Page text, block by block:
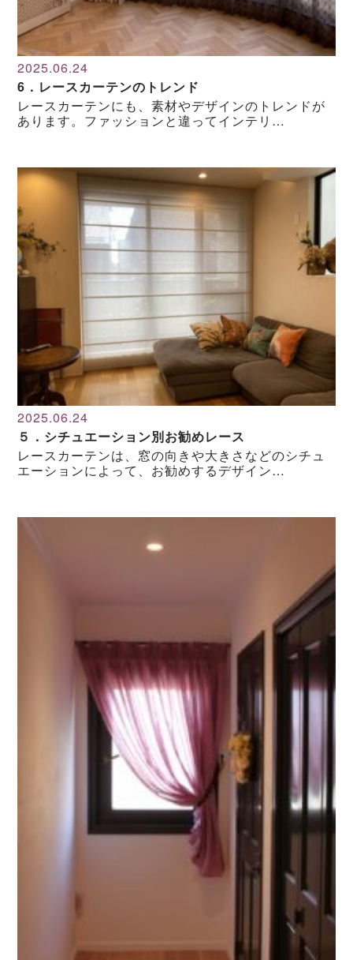
2025.06.24
6．レースカーテンのトレンド
レースカーテンにも、素材やデザインのトレンドが
あります。ファッションと違ってインテリ…
2025.06.24
５．シチュエーション別お勧めレース
レースカーテンは、窓の向きや大きさなどのシチュ
エーションによって、お勧めするデザイン…